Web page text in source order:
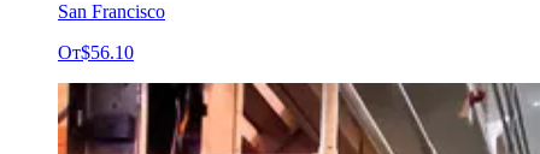
San Francisco
От$56.10